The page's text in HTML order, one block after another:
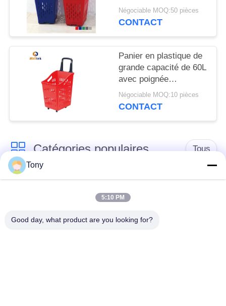
d'achat Pour le
supermarché
Négociable MOQ:50 pièces
CONTACT
Panier en plastique de
grande capacité de 60L
avec poignée
ergonomique
Négociable MOQ:10 pièces
CONTACT
Catégories populaires Tous
chariot de achat à
panier d'achat du
supermarché
Cages de stockage
Tony
5:10 PM
Good day, what product are you looking for?